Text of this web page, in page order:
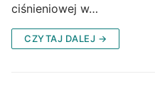
ciśnieniowej w…
CZYTAJ DALEJ →